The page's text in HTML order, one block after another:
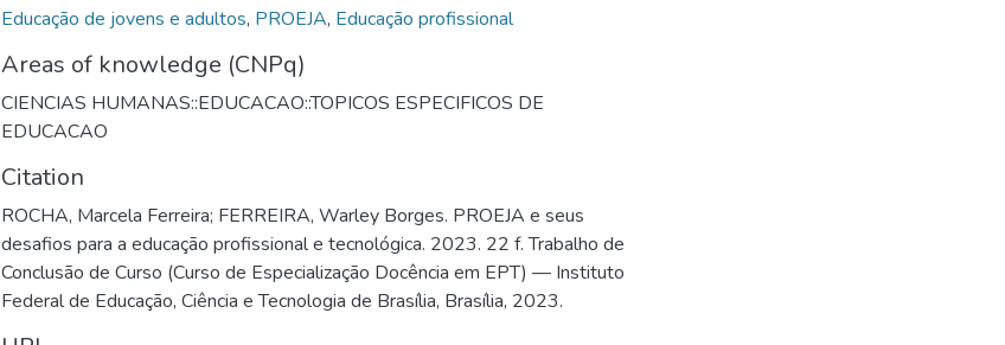
Educação de jovens e adultos, PROEJA, Educação profissional
Areas of knowledge (CNPq)
CIENCIAS HUMANAS::EDUCACAO::TOPICOS ESPECIFICOS DE
EDUCACAO
Citation
ROCHA, Marcela Ferreira; FERREIRA, Warley Borges. PROEJA e seus
desafios para a educação profissional e tecnológica. 2023. 22 f. Trabalho de
Conclusão de Curso (Curso de Especialização Docência em EPT) — Instituto
Federal de Educação, Ciência e Tecnologia de Brasília, Brasília, 2023.